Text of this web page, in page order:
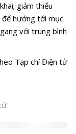
giảm thiểu
để hướng tới mục
với trung bình
Tạp chí Điện tử